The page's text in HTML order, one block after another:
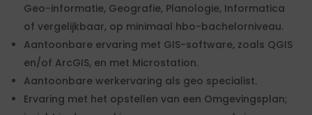
Geo-informatie, Geografie, Planologie, Informatica
of vergelijkbaar, op minimaal hbo-bachelorniveau.
Aantoonbare ervaring met GIS-software, zoals QGIS
en/of ArcGIS, en met Microstation.
Aantoonbare werkervaring als geo specialist.
Ervaring met het opstellen van een Omgevingsplan;